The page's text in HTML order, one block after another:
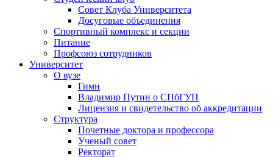
Совет Клуба Университета
Досуговые объединения
Спортивный комплекс и секции
Питание
Профсоюз сотрудников
Университет
О вузе
Гимн
Владимир Путин о СПбГУП
Лицензия и свидетельство об аккредитации
Структура
Почетные доктора и профессора
Ученый совет
Ректорат